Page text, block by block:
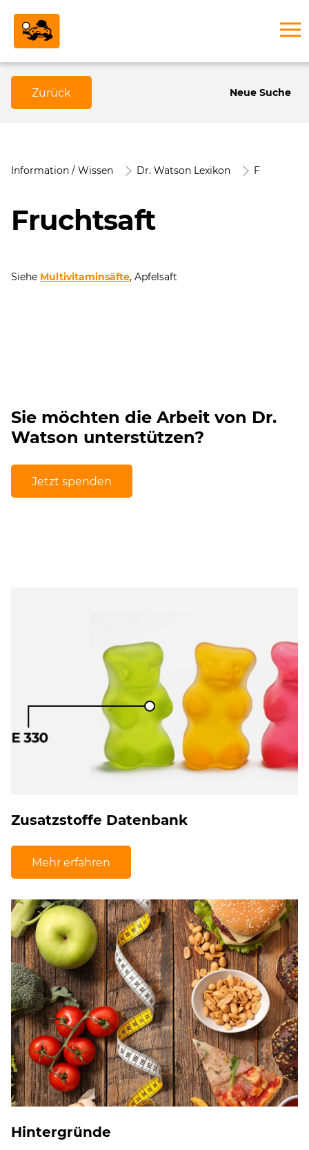
Zurück Neue Suche
Information / Wissen Dr. Watson Lexikon F
Fruchtsaft
Siehe Multivitaminsäfte, Apfelsaft
Sie möchten die Arbeit von Dr.
Watson unterstützen?
Jetzt spenden
Zusatzstoffe Datenbank
Mehr erfahren
Hintergründe